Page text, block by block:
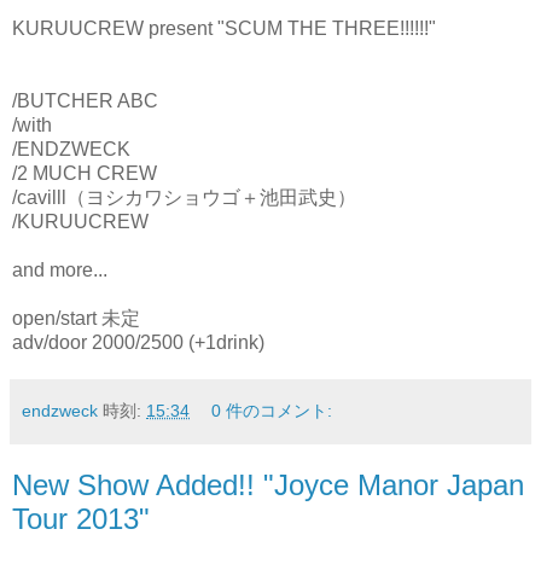
KURUUCREW present "SCUM THE THREE!!!!!!"
/BUTCHER ABC
/with
/ENDZWECK
/2 MUCH CREW
/cavilll（ヨシカワショウゴ＋池田武史）
/KURUUCREW
and more...
open/start 未定
adv/door 2000/2500 (+1drink)
endzweck 時刻: 15:34 0 件のコメント:
New Show Added!! "Joyce Manor Japan
Tour 2013"